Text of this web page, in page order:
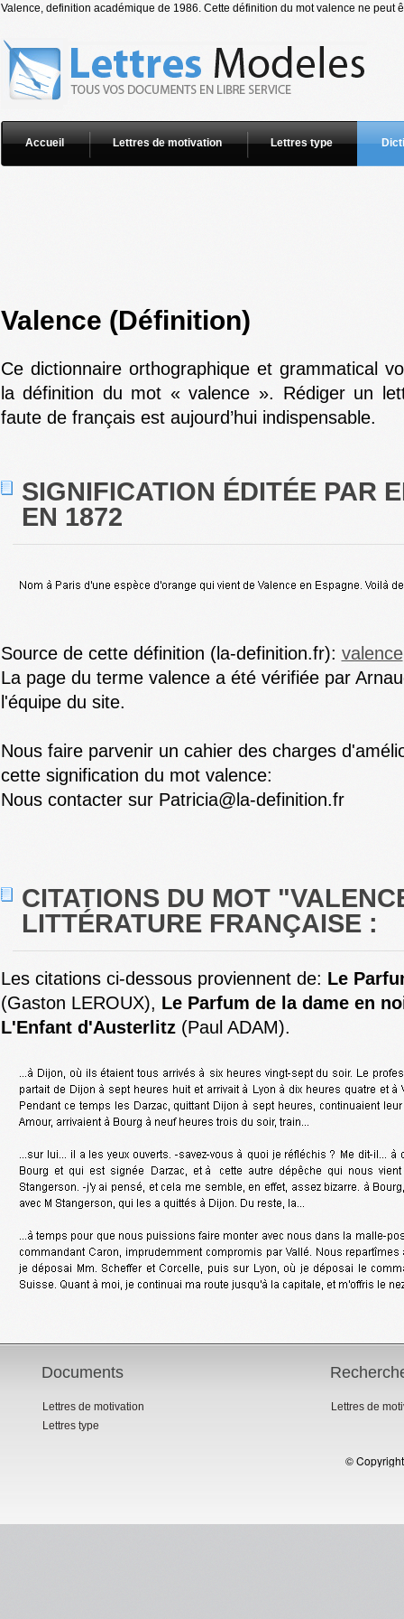
Valence, definition académique de 1986. Cette définition du mot valence ne peut
Accueil Lettres de motivation Lettres type
Valence (Définition)
Ce dictionnaire orthographique et grammatical
la définition du mot « valence ». Rédiger un
faute de français est aujourd’hui indispensable.
SIGNIFICATION ÉDITÉE PAR
EN 1872
Source de cette définition (la-definition.fr): valence
La page du terme valence a été vérifiée par
l'équipe du site.
Nous faire parvenir un cahier des charges
cette signification du mot valence:
Nous contacter sur Patricia@la-definition.fr
CITATIONS DU MOT
LITTÉRATURE FRANÇAISE :
Les citations ci-dessous proviennent de: Le
(Gaston LEROUX), Le Parfum de la dame en
L'Enfant d'Austerlitz(Paul ADAM).
Documents
Lettres de motivation
Lettres type
Lettres de
©